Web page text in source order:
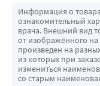
Информация о
ознакомительный
врача. Внешний вид
от изображённого
произведен на
из которых при
измениться
со старым